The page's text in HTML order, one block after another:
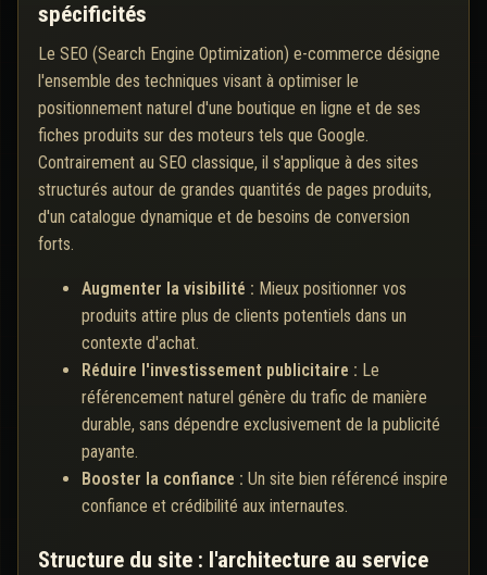
spécificités
Le SEO (Search Engine Optimization) e-commerce désigne
l'ensemble des techniques visant à optimiser le
positionnement naturel d'une boutique en ligne et de ses
fiches produits sur des moteurs tels que Google.
Contrairement au SEO classique, il s'applique à des sites
structurés autour de grandes quantités de pages produits,
d'un catalogue dynamique et de besoins de conversion
forts.
Augmenter la visibilité : Mieux positionner vos
produits attire plus de clients potentiels dans un
contexte d'achat.
Réduire l'investissement publicitaire : Le
référencement naturel génère du trafic de manière
durable, sans dépendre exclusivement de la publicité
payante.
Booster la confiance : Un site bien référencé inspire
confiance et crédibilité aux internautes.
Structure du site : l'architecture au service